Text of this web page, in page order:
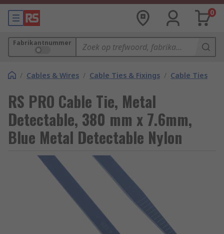
0
Fabrikantnummer
/ Cables & Wires / Cable Ties & Fixings / Cable Ties
RS PRO Cable Tie, Metal
Detectable, 380 mm x 7.6mm,
Blue Metal Detectable Nylon